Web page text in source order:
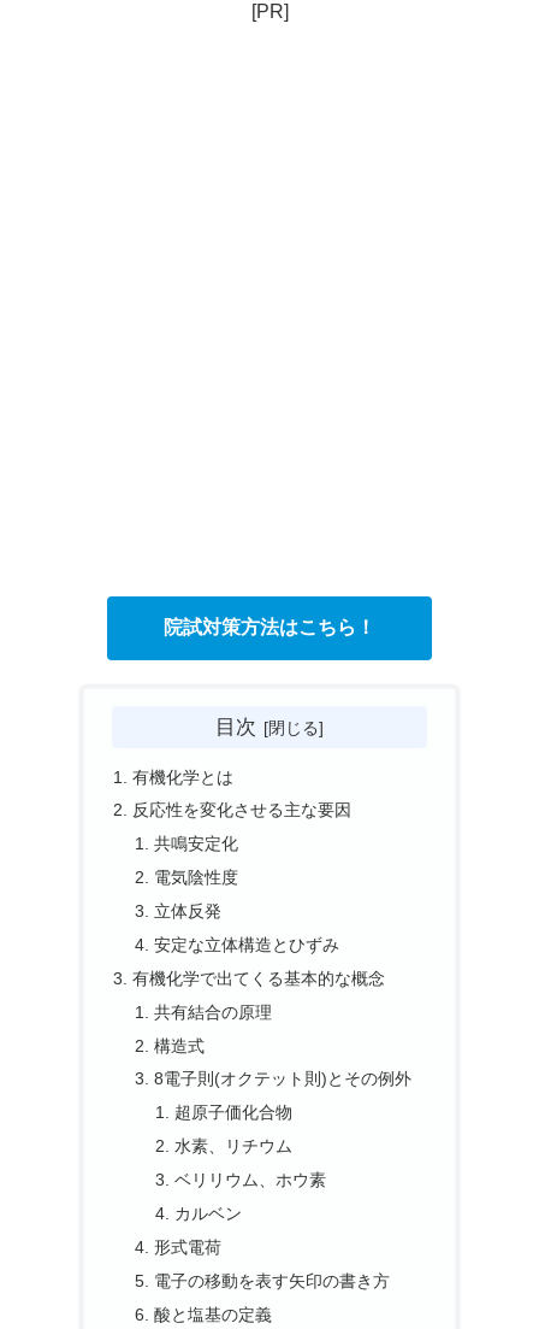
[PR]
院試対策方法はこちら！
目次
有機化学とは
反応性を変化させる主な要因
共鳴安定化
電気陰性度
立体反発
安定な立体構造とひずみ
有機化学で出てくる基本的な概念
共有結合の原理
構造式
8電子則(オクテット則)とその例外
超原子価化合物
水素、リチウム
ベリリウム、ホウ素
カルベン
形式電荷
電子の移動を表す矢印の書き方
酸と塩基の定義